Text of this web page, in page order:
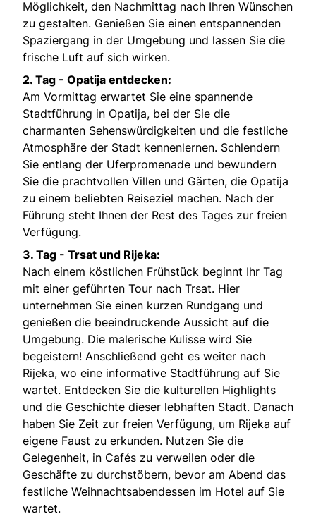
Möglichkeit, den Nachmittag nach Ihren Wünschen
zu gestalten. Genießen Sie einen entspannenden
Spaziergang in der Umgebung und lassen Sie die
frische Luft auf sich wirken.
2. Tag - Opatija entdecken:
Am Vormittag erwartet Sie eine spannende
Stadtführung in Opatija, bei der Sie die
charmanten Sehenswürdigkeiten und die festliche
Atmosphäre der Stadt kennenlernen. Schlendern
Sie entlang der Uferpromenade und bewundern
Sie die prachtvollen Villen und Gärten, die Opatija
zu einem beliebten Reiseziel machen. Nach der
Führung steht Ihnen der Rest des Tages zur freien
Verfügung.
3. Tag - Trsat und Rijeka:
Nach einem köstlichen Frühstück beginnt Ihr Tag
mit einer geführten Tour nach Trsat. Hier
unternehmen Sie einen kurzen Rundgang und
genießen die beeindruckende Aussicht auf die
Umgebung. Die malerische Kulisse wird Sie
begeistern! Anschließend geht es weiter nach
Rijeka, wo eine informative Stadtführung auf Sie
wartet. Entdecken Sie die kulturellen Highlights
und die Geschichte dieser lebhaften Stadt. Danach
haben Sie Zeit zur freien Verfügung, um Rijeka auf
eigene Faust zu erkunden. Nutzen Sie die
Gelegenheit, in Cafés zu verweilen oder die
Geschäfte zu durchstöbern, bevor am Abend das
festliche Weihnachtsabendessen im Hotel auf Sie
wartet.